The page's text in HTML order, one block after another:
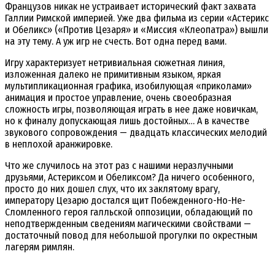
Французов никак не устраивает исторический факт захвата
Галлии Римской империей. Уже два фильма из серии «Астерикс
и Обеликс» («Против Цезаря» и «Миссия «Клеопатра») вышли
на эту тему. А уж игр не счесть. Вот одна перед вами.
Игру характеризует нетривиальная сюжетная линия,
изложенная далеко не примитивным языком, яркая
мультипликационная графика, изобилующая «приколами»
анимация и простое управление, очень своеобразная
сложность игры, позволяющая играть в нее даже новичкам,
но к финалу допускающая лишь достойных… А в качестве
звукового сопровождения — двадцать классических мелодий
в неплохой аранжировке.
Что же случилось на этот раз с нашими неразлучными
друзьями, Астериксом и Обеликсом? Да ничего особенного,
просто до них дошел слух, что их заклятому врагу,
императору Цезарю достался щит Побежденного-Но-Не-
Сломленного героя галльской оппозиции, обладающий по
неподтвержденным сведениям магическими свойствами —
достаточный повод для небольшой прогулки по окрестным
лагерям римлян.